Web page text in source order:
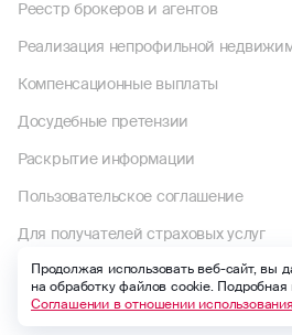
Реестр брокеров и агентов
Реализация непрофильной
Компенсационные выплаты
Досудебные претензии
Раскрытие информации
Пользовательское соглашение
Для получателей страховых услуг
Правила страхования и страховые
Политика в отношении обработки
Продолжая использовать веб-сайт, вы
на обработку файлов cookie.
Соглашении в отношении